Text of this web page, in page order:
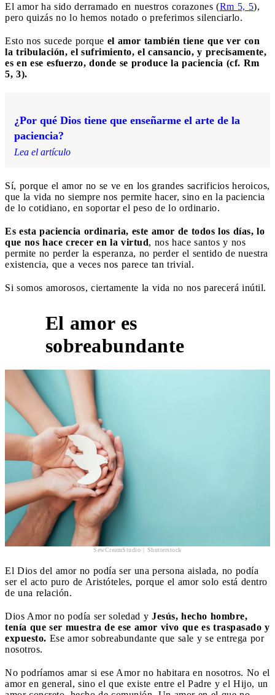
El amor ha sido derramado en nuestros corazones (Rm 5, 5),
pero quizás no lo hemos notado o preferimos silenciarlo.
Esto nos sucede porque el amor también tiene que ver con
la tribulación, el sufrimiento, el cansancio, y precisamente,
es en ese esfuerzo, donde se produce la paciencia (cf. Rm
5, 3).
¿Por qué Dios tiene que enseñarme el arte de la
paciencia?
Lea el artículo
Sí, porque el amor no se ve en los grandes sacrificios heroicos,
que la vida no siempre nos permite hacer, sino en la paciencia
de lo cotidiano, en soportar el peso de lo ordinario.
Es esta paciencia ordinaria, este amor de todos los días, lo
que nos hace crecer en la virtud, nos hace santos y nos
permite no perder la esperanza, no perder el sentido de nuestra
existencia, que a veces nos parece tan trivial.
Si somos amorosos, ciertamente la vida no nos parecerá inútil.
El amor es
sobreabundante
SewCreamStudio | Shutterstock
El Dios del amor no podía ser una persona aislada, no podía
ser el acto puro de Aristóteles, porque el amor solo está dentro
de una relación.
Dios Amor no podía ser soledad y Jesús, hecho hombre,
tenía que ser muestra de ese amor vivo que es traspasado y
expuesto. Ese amor sobreabundante que sale y se entrega por
nosotros.
No podríamos amar si ese Amor no habitara en nosotros. No el
amor en general, sino el que existe entre el Padre y el Hijo, un